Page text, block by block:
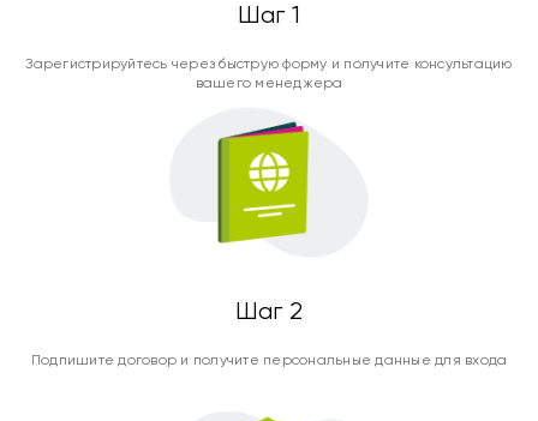
Шаг 1
Зарегистрируйтесь через быструю форму и получите консультацию
вашего менеджера
Шаг 2
Подпишите договор и получите персональные данные для входа